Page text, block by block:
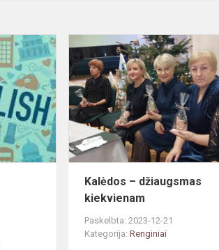
Viskas
Tavo
rankose
Kalėdos – džiaugsmas
kiekvienam
Paskelbta: 2023-12-21
Kategorija:Renginiai